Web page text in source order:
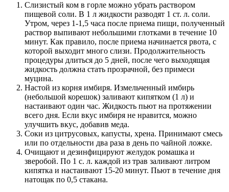
Слизистый ком в горле можно убрать раствором
пищевой соли. В 1 л жидкости разводят 1 ст. л. соли.
Утром, через 1-1,5 часа после приема пищи, полученный
раствор выпивают небольшими глотками в течение 10
минут. Как правило, после приема начинается рвота, с
которой выходит много слизи. Продолжительность
процедуры длиться до 5 дней, после чего выходящая
жидкость должна стать прозрачной, без примеси
муцина.
Настой из корня имбиря. Измельченный имбирь
(небольшой корешок) заливают кипятком (1 л) и
настаивают один час. Жидкость пьют на протяжении
всего дня. Если вкус имбиря не нравится, можно
улучшить вкус, добавив меда.
Соки из цитрусовых, капусты, хрена. Принимают смесь
или по отдельности два раза в день по чайной ложке.
Очищают и дезинфицируют желудок ромашка и
зверобой. По 1 с. л. каждой из трав заливают литром
кипятка и настаивают 15-20 минут. Пьют в течение дня
натощак по 0,5 стакана.